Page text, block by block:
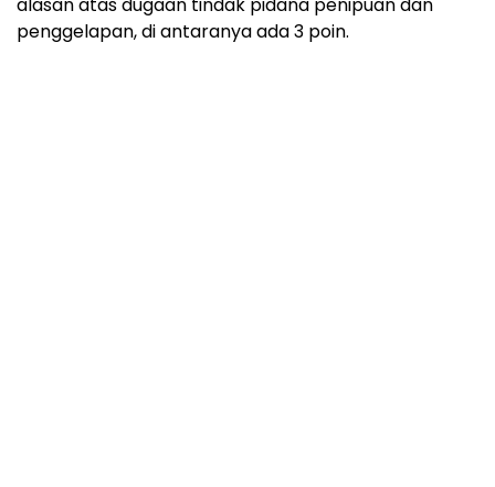
penggelapan, di antaranya ada 3 poin.